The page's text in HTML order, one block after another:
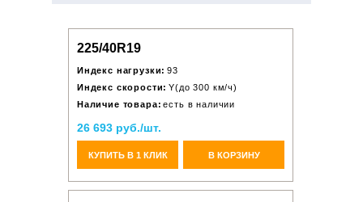
225/40R19
Индекс нагрузки: 93
Индекс скорости: Y(до 300 км/ч)
Наличие товара: есть в наличии
26 693 руб./шт.
КУПИТЬ В 1 КЛИК В КОРЗИНУ